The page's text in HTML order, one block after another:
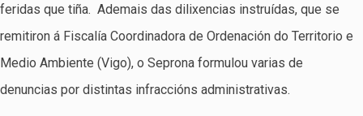
feridas que tiña. Ademais das dilixencias instruídas, que se
remitiron á Fiscalía Coordinadora de Ordenación do Territorio e
Medio Ambiente (Vigo), o Seprona formulou varias de
denuncias por distintas infraccións administrativas.